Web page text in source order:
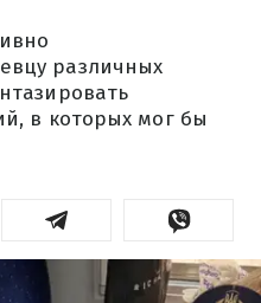
различных
в которых мог бы